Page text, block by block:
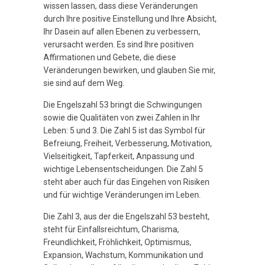
wissen lassen, dass diese Veränderungen
durch Ihre positive Einstellung und Ihre Absicht,
Ihr Dasein auf allen Ebenen zu verbessern,
verursacht werden. Es sind Ihre positiven
Affirmationen und Gebete, die diese
Veränderungen bewirken, und glauben Sie mir,
sie sind auf dem Weg.
Die Engelszahl 53 bringt die Schwingungen
sowie die Qualitäten von zwei Zahlen in Ihr
Leben: 5 und 3. Die Zahl 5 ist das Symbol für
Befreiung, Freiheit, Verbesserung, Motivation,
Vielseitigkeit, Tapferkeit, Anpassung und
wichtige Lebensentscheidungen. Die Zahl 5
steht aber auch für das Eingehen von Risiken
und für wichtige Veränderungen im Leben.
Die Zahl 3, aus der die Engelszahl 53 besteht,
steht für Einfallsreichtum, Charisma,
Freundlichkeit, Fröhlichkeit, Optimismus,
Expansion, Wachstum, Kommunikation und